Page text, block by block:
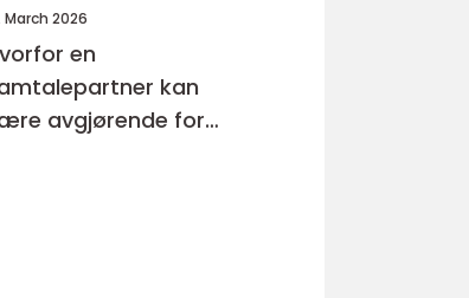
March 2026
en
kan
avgjørende for